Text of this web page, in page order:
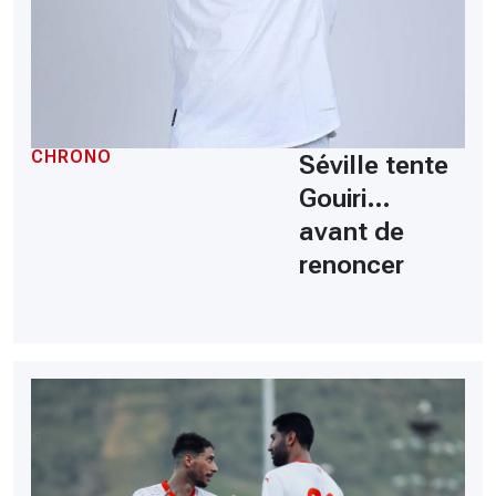
CHRONO
Séville tente
Gouiri…
avant de
renoncer